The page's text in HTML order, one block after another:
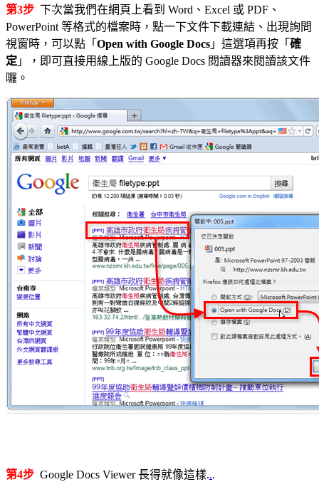
第3步 下次當我們在網頁上看到 Word、Excel 或 PDF、
PowerPoint 等格式的檔案時，點一下文件下載連結、出現詢問
視窗時，可以點「 Open with Google Docs 」這選項再按「 確
定 」，即可直接用線上版的 Google Docs 閱讀器來閱讀該文件
囉。
第4步 Google Docs Viewer 長得就像這樣...